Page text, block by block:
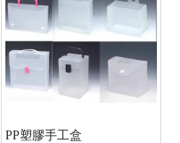
PP塑膠手工盒